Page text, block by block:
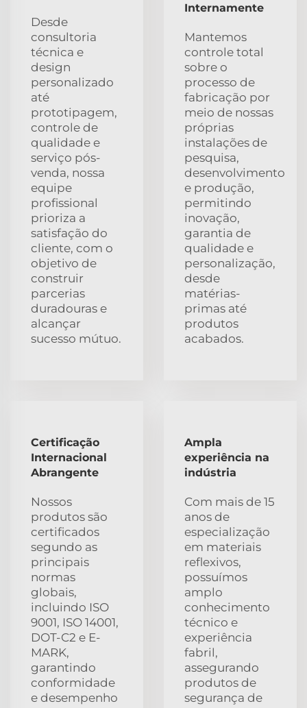
Desde
consultoria
técnica e
design
personalizado
até
prototipagem,
controle de
qualidade e
serviço pós-
venda, nossa
equipe
profissional
prioriza a
satisfação do
cliente, com o
objetivo de
construir
parcerias
duradouras e
alcançar
sucesso mútuo.
Internamente
Mantemos
controle total
sobre o
processo de
fabricação por
meio de nossas
próprias
instalações de
pesquisa,
desenvolvimento
e produção,
permitindo
inovação,
garantia de
qualidade e
personalização,
desde
matérias-
primas até
produtos
acabados.
Certificação
Internacional
Abrangente
Nossos
produtos são
certificados
segundo as
principais
normas
globais,
incluindo ISO
9001, ISO 14001,
DOT-C2 e E-
MARK,
garantindo
conformidade
e desempenho
Ampla
experiência na
indústria
Com mais de 15
anos de
especialização
em materiais
reflexivos,
possuímos
amplo
conhecimento
técnico e
experiência
fabril,
assegurando
produtos de
segurança de